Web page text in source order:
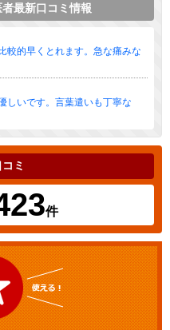
最新口コミ情報
較的早くとれます。急な痛みな
しいです。言葉遣いも丁寧な
ミ
件